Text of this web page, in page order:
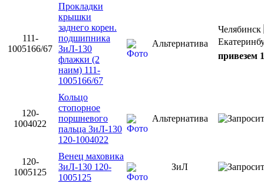
111-
1005166/67
Прокладки
крышки
заднего корен.
подшипника
ЗиЛ-130
флажки (2
наим) 111-
1005166/67
Альтернатива
Челябинск
привезем
120-
1004022
Кольцо
стопорное
поршневого
пальца ЗиЛ-130
120-1004022
Альтернатива
120-
1005125
Венец маховика
ЗиЛ-130 120-
1005125
ЗиЛ